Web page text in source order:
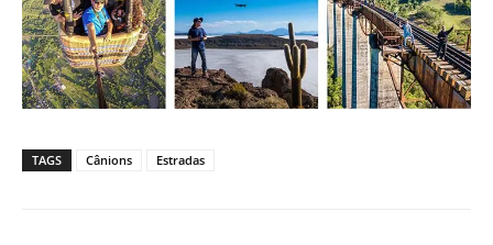
TAGS Cânions Estradas